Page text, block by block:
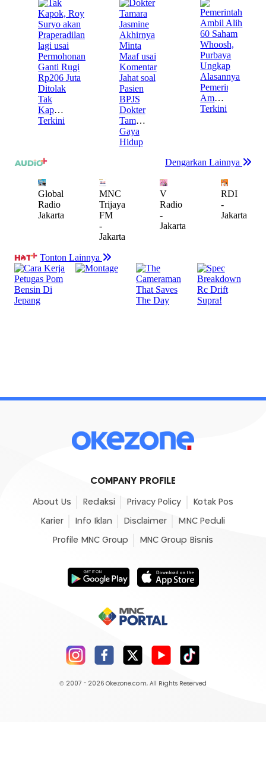
COMPANY PROFILE
About Us Redaksi Privacy Policy Kotak Pos
Karier Info Iklan Disclaimer MNC Peduli
Profile MNC Group MNC Group Bisnis
© 2007 - 2026 Okezone.com, All Rights Reserved